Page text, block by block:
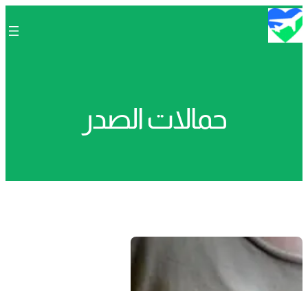
تخطى
إلى
حمالات الصدر